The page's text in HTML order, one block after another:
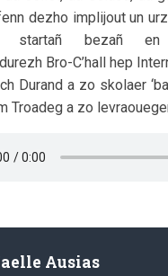
dezho implijout un
startañ bezañ
Bro-C’hall hep
Durand a zo skolaer
Troadeg a zo
Ausias